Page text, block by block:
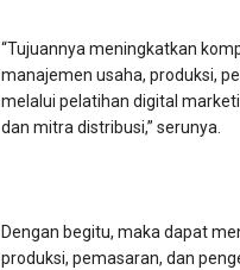
“Tujuannya meningkatkan
manajemen usaha, produksi,
melalui pelatihan digital
dan mitra distribusi,” serunya.
Dengan begitu, maka dapat
produksi, pemasaran, dan